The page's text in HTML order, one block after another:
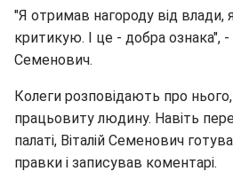
"Я отримав нагороду від влади,
критикую. І це - добра ознака", -
Семенович.
Колеги розповідають про
працьовиту людину. Навіть
палаті, Віталій Семенович
правки і записував коментарі.